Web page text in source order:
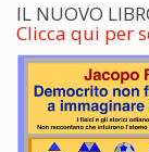
IL NUOVO
Clicca qui per